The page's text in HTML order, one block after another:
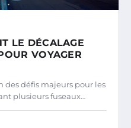
LE DÉCALAGE
VOYAGER
des défis majeurs pour les
plusieurs fuseaux…